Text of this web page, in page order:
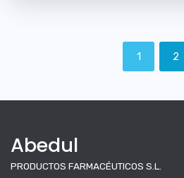
1 2
Abedul
PRODUCTOS FARMACÉUTICOS S.L.